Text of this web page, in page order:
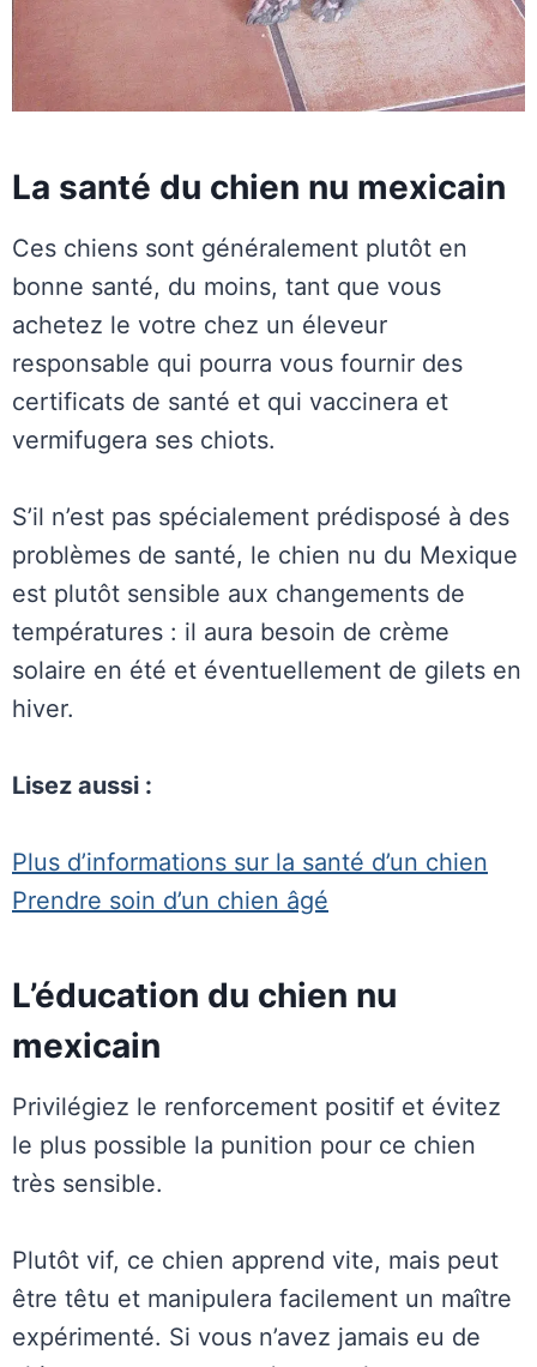
La santé du chien nu mexicain
Ces chiens sont généralement plutôt en
bonne santé, du moins, tant que vous
achetez le votre chez un éleveur
responsable qui pourra vous fournir des
certificats de santé et qui vaccinera et
vermifugera ses chiots.
S’il n’est pas spécialement prédisposé à des
problèmes de santé, le chien nu du Mexique
est plutôt sensible aux changements de
températures : il aura besoin de crème
solaire en été et éventuellement de gilets en
hiver.
Lisez aussi :
Plus d’informations sur la santé d’un chien
Prendre soin d’un chien âgé
L’éducation du chien nu
mexicain
Privilégiez le renforcement positif et évitez
le plus possible la punition pour ce chien
très sensible.
Plutôt vif, ce chien apprend vite, mais peut
être têtu et manipulera facilement un maître
expérimenté. Si vous n’avez jamais eu de